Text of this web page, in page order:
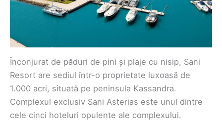
Înconjurat de păduri de pini și plaje cu nisip, Sani
Resort are sediul într-o proprietate luxoasă de
1.000 acri, situată pe peninsula Kassandra.
Complexul exclusiv Sani Asterias este unul dintre
cele cinci hoteluri opulente ale complexului.